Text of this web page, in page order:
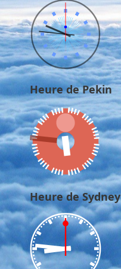
Heure de Pekin
Heure de Sydney